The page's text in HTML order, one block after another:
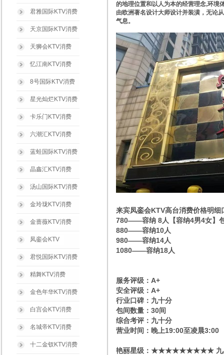
君雅国际KTV消费
天京国际KTV消费
天狮会KTV消费
忆江南KTV消费
8号国际KTV消费
星光灿烂KTV消费
卡乐门KTV消费
六潮汇KTV消费
蓝蛙国际KTV消费
晶鑫汇KTV消费
汤山国际KTV消费
金玲珑KTV消费
金蔷薇KTV消费
凤銮会KTV
君悦国际KTV消费
精舞KTV消费
金色年华KTV消费
白宫会KTV消费
名城帝KTV消费
十二金钗KTV消费
的地理位置和以人为本的经营理念,环境
由欧洲著名设计大师设计并装潢，无论
气息。
来宾凤銮会KTV高台消费价格明细
780——容纳 8人【容纳4男4女】
880——容纳10人
980——容纳14人
1080——容纳18人
服务评级：A+
安全评级：A+
行业口碑：九十分
包间数量：30间
综合考评：九十分
营业时间：晚上19:00至凌晨3:00
艳丽星级​‌‌：★★★★★★★★★ 九